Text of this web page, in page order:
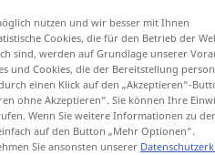
nutzen und wir besser mit Ihnen
Cookies, die für den Betrieb der
sind, werden auf Grundlage unserer
und Cookies, die der Bereitstellung
einen Klick auf den „Akzeptieren“-
ohne Akzeptieren“. Sie können Ihre
Wenn Sie weitere Informationen zu
auf den Button „Mehr Optionen“.
Sie ansonsten unserer